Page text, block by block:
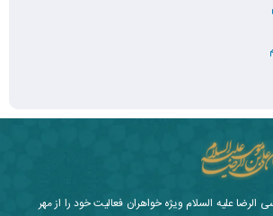
علیه السلام ویژه خواهران فعالیت خود را از مهر